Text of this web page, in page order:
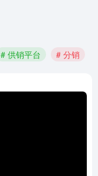
# 供销平台 # 分销